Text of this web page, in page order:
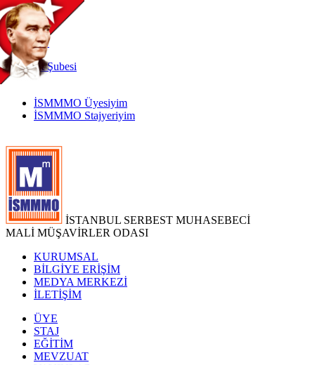
TR
|
EN
İnternetŞubesi
İSMMMO Üyesiyim
İSMMMO Stajyeriyim
İSTANBUL SERBEST MUHASEBECİ
MALİ MÜŞAVİRLER ODASI
KURUMSAL
BİLGİYE ERİŞİM
MEDYA MERKEZİ
İLETİŞİM
ÜYE
STAJ
EĞİTİM
MEVZUAT